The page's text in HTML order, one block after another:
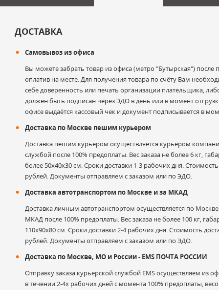
Оставить отзыв
Ваше имя
Электронная почта
Оценка
ДОСТАВКА
Самовывоз из офиса
Вы можете забрать товар из офиса (метро "Бутырская") после
оплатив на месте. Для получения товара по счёту Вам
себе доверенность или печать организации плательщика,
должен быть подписан через ЭДО в день или в момент
офисе выдаётся кассовый чек и документ подписывается в
Доставка по Москве пешим курьером
Доставка пешим курьером осуществляется курьером
службой после 100% предоплаты. Вес заказа не более 6 кг,
более 50х40х30 см. Сроки доставки 1-3 рабочих дня.
рублей. Документы отправляем с заказом или по ЭДО.
Доставка автотранспортом по Москве и за МКАД
Доставка личным автотранспортом осуществляется по
МКАД после 100% предоплаты. Вес заказа не более 100 кг,
110х90х80 см. Сроки доставки 2-4 рабочих дня. Стоимость
рублей. Документы отправляем с заказом или по ЭДО.
Доставка по Москве, МО и России - EMS ПОЧТА РОССИИ
Отправку заказа курьерской службой EMS осуществляем из
в течении 2-4х рабочих дней с момента 100% предоплаты,